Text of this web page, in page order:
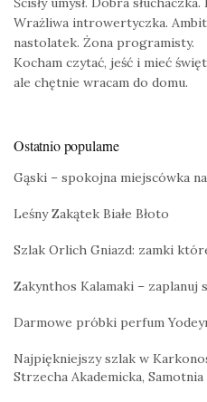
Wrażliwa introwertyczka.
nastolatek. Żona programisty.
Kocham czytać, jeść i mieć
ale chętnie wracam do domu.
Ostatnio popularne
Gąski – spokojna miejscówka
Leśny Zakątek Białe Błoto
Szlak Orlich Gniazd: zamki
Zakynthos Kalamaki – zaplanuj
Darmowe próbki perfum
Najpiękniejszy szlak w
Strzecha Akademicka, Samotnia